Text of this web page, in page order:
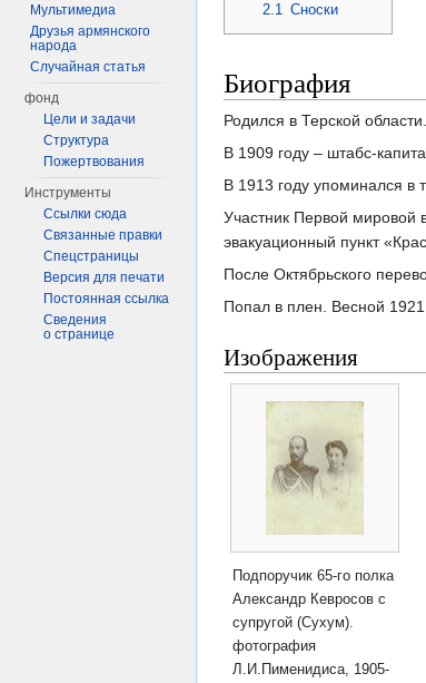
2.1 Сноски
Биография
Родился в Терской области.
В 1909 году – штабс-
В 1913 году упоминался в
Участник Первой мировой
эвакуационный пункт
После Октябрьского
Попал в плен. Весной 1921
Изображения
Подпоручик 65-го полка
Александр Кевросов с
супругой (Сухум).
фотография
Л.И.Пименидиса, 1905-
Мультимедиа
Друзья армянского
народа
Случайная статья
фонд
Цели и задачи
Структура
Пожертвования
Инструменты
Ссылки сюда
Связанные правки
Спецстраницы
Версия для печати
Постоянная ссылка
Сведения
о странице